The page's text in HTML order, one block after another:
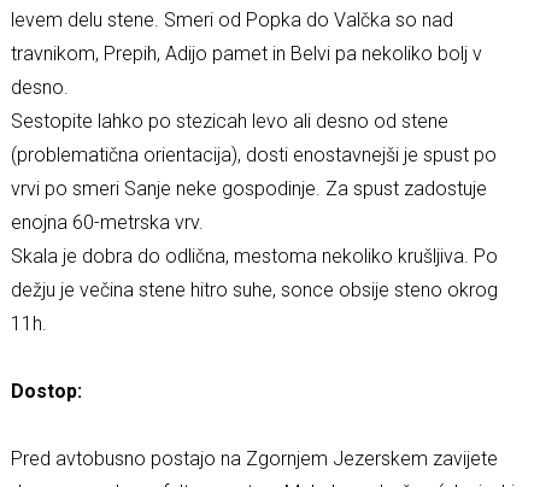
levem delu stene. Smeri od Popka do Valčka so nad
travnikom, Prepih, Adijo pamet in Belvi pa nekoliko bolj v
desno.
Sestopite lahko po stezicah levo ali desno od stene
(problematična orientacija), dosti enostavnejši je spust po
vrvi po smeri Sanje neke gospodinje. Za spust zadostuje
enojna 60-metrska vrv.
Skala je dobra do odlična, mestoma nekoliko krušljiva. Po
dežju je večina stene hitro suhe, sonce obsije steno okrog
11h.
Dostop:
Pred avtobusno postajo na Zgornjem Jezerskem zavijete